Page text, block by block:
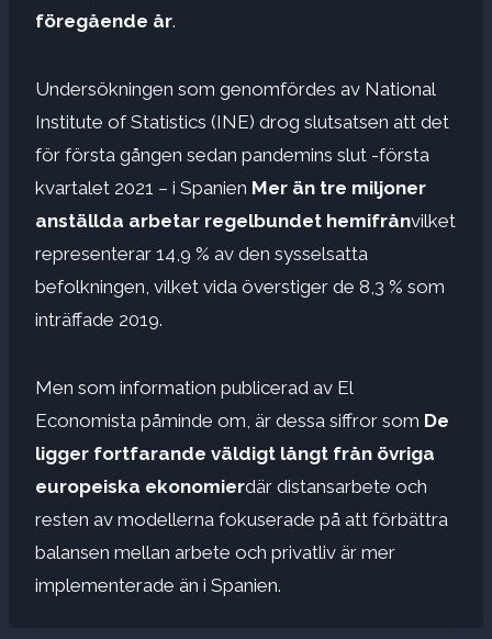
föregående år.
Undersökningen som genomfördes av National
Institute of Statistics (INE) drog slutsatsen att det
för första gången sedan pandemins slut -första
kvartalet 2021 – i Spanien Mer än tre miljoner
anställda arbetar regelbundet hemifrånvilket
representerar 14,9 % av den sysselsatta
befolkningen, vilket vida överstiger de 8,3 % som
inträffade 2019.
Men som information publicerad av El
Economista påminde om, är dessa siffror som De
ligger fortfarande väldigt långt från övriga
europeiska ekonomierdär distansarbete och
resten av modellerna fokuserade på att förbättra
balansen mellan arbete och privatliv är mer
implementerade än i Spanien.